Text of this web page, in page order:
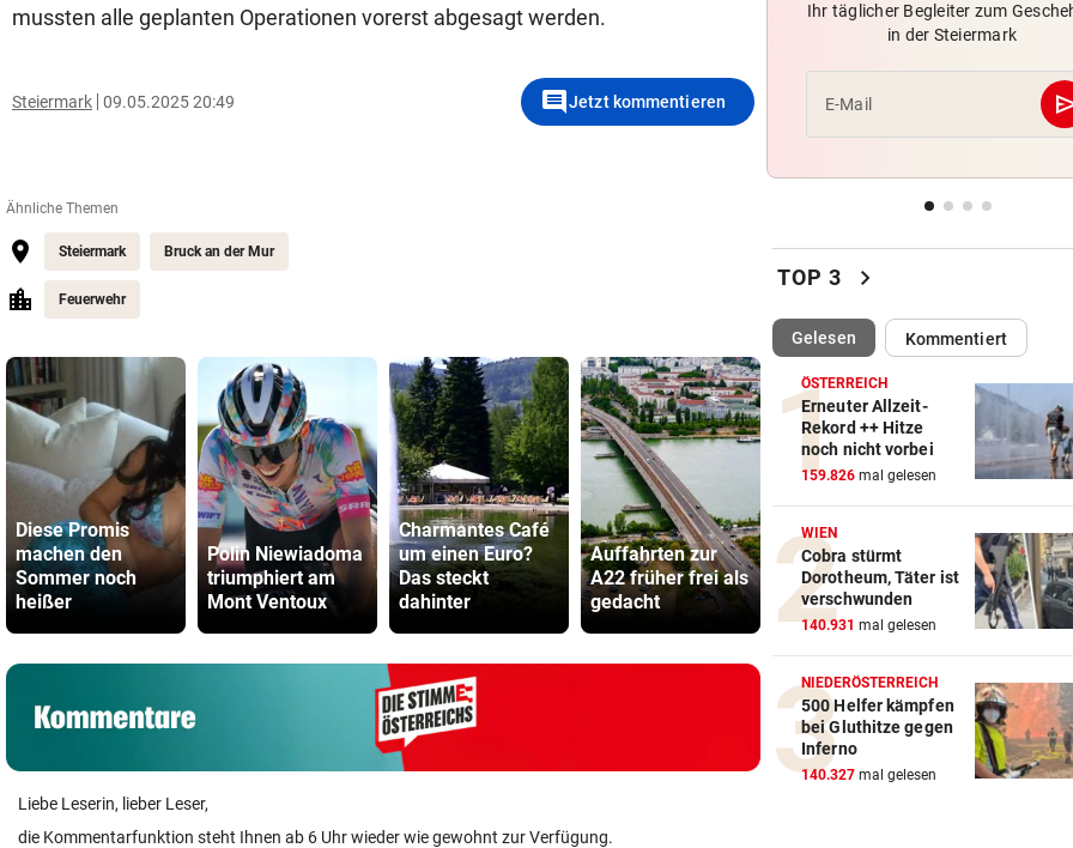
mussten alle geplanten Operationen vorerst abgesagt werden.
Steiermark 09.05.2025 20:49 commentJetzt kommentieren
Ähnliche Themen
Steiermark Bruck an der Mur
Feuerwehr
Diese Promis
machen den
Sommer noch
heißer
Polin Niewiadoma
triumphiert am
Mont Ventoux
Charmantes Café
um einen Euro?
Das steckt
dahinter
Auffahrten zur
A22 früher frei als
gedacht
Vorarlbergs
Polizei braucht
jetzt Hilfe von
außen
Sager
Mütter-
gegen
Liebe Leserin, lieber Leser,
die Kommentarfunktion steht Ihnen ab 6 Uhr wieder wie gewohnt zur Verfügung.
Fehlstart komplett! Nächste
WANDERER AUSGEFLOGEN vor 4
Wieder Muren nach
Straka verpasst bei PGA-
den Cut vorzeitig
SCHRIEB WM-GESCHICHTE
Bayern kassiert Millionen –
Transfer-Clou
AUFREGUNG IM NETZ vor
Spider-Man im BMW-
Ihr täglicher Begleiter zum
in der Steiermark
E-Mail
TOP 3 chevron_right
Gelesen(ausgewählt)Kommentiert
ÖSTERREICH
Erneuter Allzeit-
Rekord ++ Hitze
noch nicht vorbei
159.826 mal gelesen
WIEN
Cobra stürmt
Dorotheum, Täter ist
verschwunden
140.931 mal gelesen
NIEDERÖSTERREICH
500 Helfer kämpfen
bei Gluthitze gegen
Inferno
140.327 mal gelesen